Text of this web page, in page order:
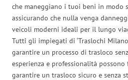
che maneggiano i tuoi beni in modo
assicurando che nulla venga
veicoli moderni ideali per il lungo
Tutti gli impiegati di ‘Traslochi
garantire un processo di trasloco
esperienza e professionalità
garantire un trasloco sicuro e senza